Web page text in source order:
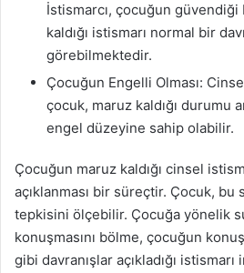
İstismarcı, çocuğun
kaldığı istismarı normal bir
görebilmektedir.
Çocuğun Engelli Olması:
çocuk, maruz kaldığı durumu
engel düzeyine sahip olabilir.
Çocuğun maruz kaldığı cinsel
açıklanması bir süreçtir. Çocuk,
tepkisini ölçebilir. Çocuğa yönelik
konuşmasını bölme, çocuğun
gibi davranışlar açıkladığı